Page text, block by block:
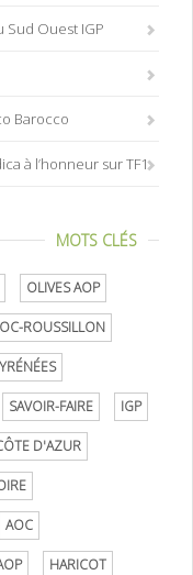
Sud Ouest IGP
Barocco
à l’honneur sur TF1
MOTS CLÉS
OLIVES AOP
ROUSSILLON
SAVOIR-FAIRE IGP
D'AZUR
AOC
HARICOT